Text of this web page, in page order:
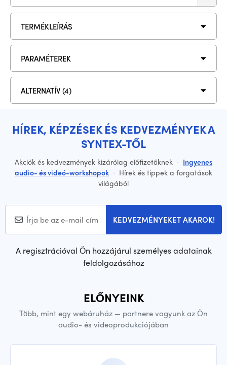
TERMÉKLEÍRÁS
PARAMÉTEREK
ALTERNATÍV (4)
HÍREK, KÉPZÉSEK ÉS KEDVEZMÉNYEK A
SYNTEX-TŐL
Akciók és kedvezmények kizárólag előfizetőknek · Ingyenes
audio- és videó-workshopok · Hírek és tippek a forgatások
világából
KEDVEZMÉNYEKET AKAROK!
A regisztrációval Ön hozzájárul személyes adatainak
feldolgozásához
ELŐNYEINK
Több, mint egy webáruház — partnere vagyunk az Ön
audio- és videoprodukciójában